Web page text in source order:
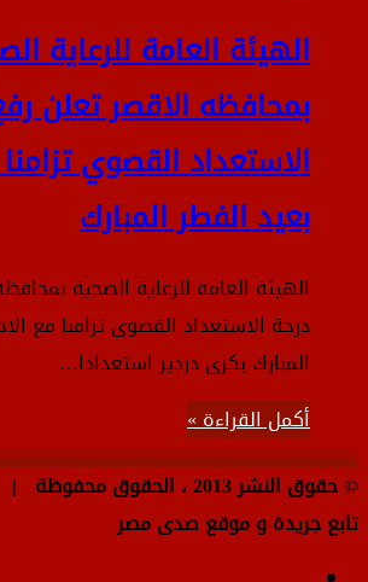
الهيئة العامة للرعاية
بمحافظه الاقصر تعلن
الاستعداد القصوي
بعيد الفطر المبارك
الهيئة العامة للرعاية الصحية
درجة الاستعداد القصوي تزامنا مع
المبارك بكرى دردير استعدادا…
أكمل القراءة »
© حقوق النشر 2013 ، الحقوق محفوظة |
تابع جريدة و موقع صدى مصر